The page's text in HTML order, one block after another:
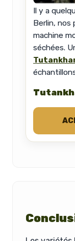
Il y a
Berlin, nos
machine
séchées.